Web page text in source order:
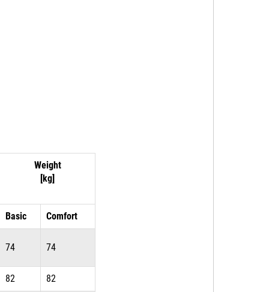
Weight
[kg]
Basic Comfort
74 74
82 82